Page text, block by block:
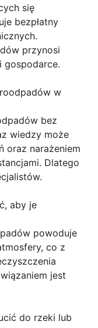
się
bezpłatny
przynosi
gospodarce.
w
bez
wiedzy może
oraz narażeniem
Dlatego
aby je
powoduje
co z
jest
do rzeki lub